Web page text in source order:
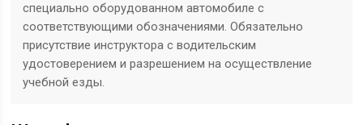
специально оборудованном автомобиле с
соответствующими обозначениями. Обязательно
присутствие инструктора с водительским
удостоверением и разрешением на осуществление
учебной езды.